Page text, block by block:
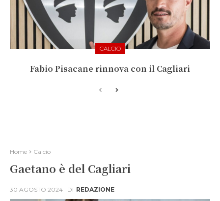
CALCIO
Fabio Pisacane rinnova con il Cagliari